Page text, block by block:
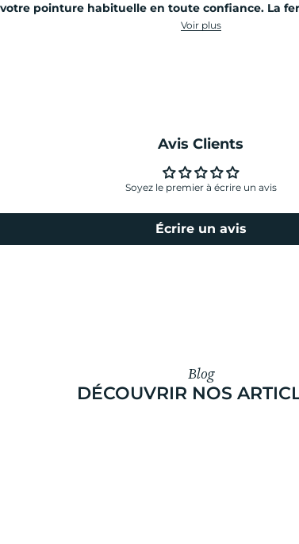
pointure habituelle en toute confiance. La
Voir plus
Avis Clients
Soyez le premier à écrire un avis
Écrire un avis
Blog
DÉCOUVRIR NOS